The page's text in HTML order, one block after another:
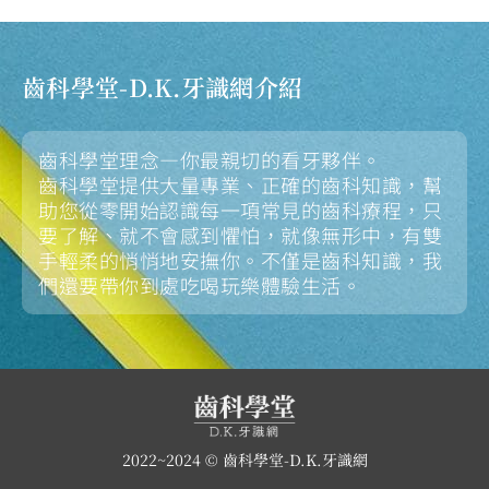
齒科學堂-D.K.牙識網介紹
齒科學堂理念—你最親切的看牙夥伴。
齒科學堂提供大量專業、正確的齒科知識，幫
助您從零開始認識每一項常見的齒科療程，只
要了解、就不會感到懼怕，就像無形中，有雙
手輕柔的悄悄地安撫你。不僅是齒科知識，我
們還要帶你到處吃喝玩樂體驗生活。
2022~2024 © 齒科學堂-D.K.牙識網